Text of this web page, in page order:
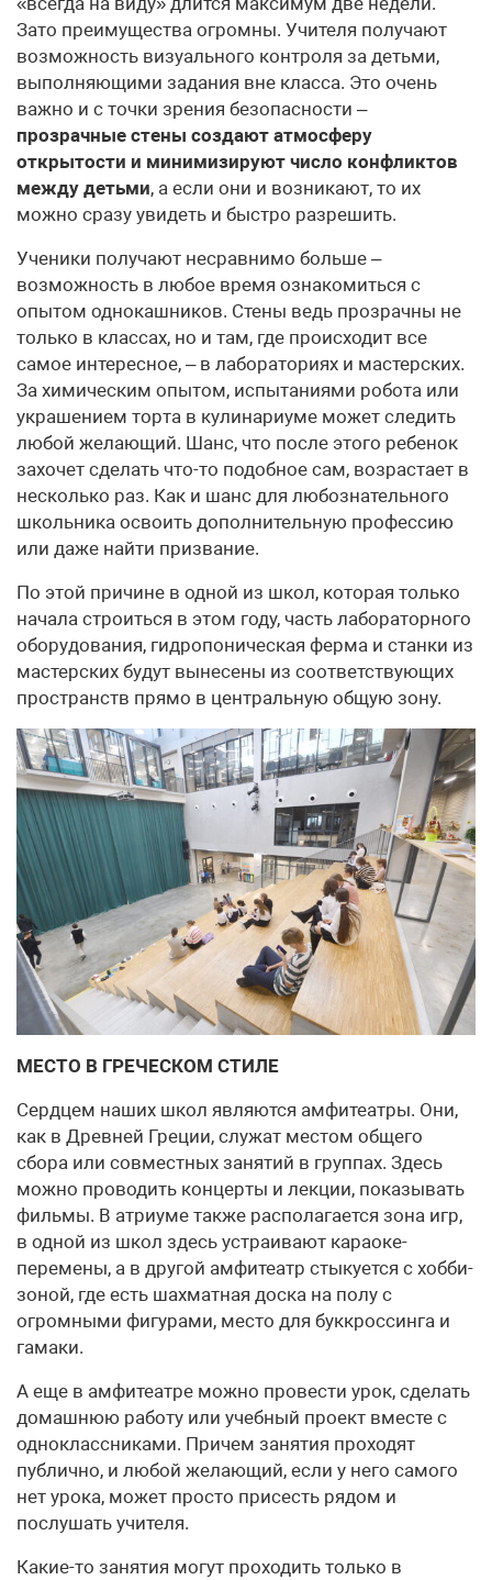
Зато преимущества огромны. Учителя получают
возможность визуального контроля за детьми,
выполняющими задания вне класса. Это очень
важно и с точки зрения безопасности –
прозрачные стены создают атмосферу
открытости и минимизируют число конфликтов
между детьми, а если они и возникают, то их
можно сразу увидеть и быстро разрешить.
Ученики получают несравнимо больше –
возможность в любое время ознакомиться с
опытом однокашников. Стены ведь прозрачны не
только в классах, но и там, где происходит все
самое интересное, – в лабораториях и мастерских.
За химическим опытом, испытаниями робота или
украшением торта в кулинариуме может следить
любой желающий. Шанс, что после этого ребенок
захочет сделать что-то подобное сам, возрастает в
несколько раз. Как и шанс для любознательного
школьника освоить дополнительную профессию
или даже найти призвание.
По этой причине в одной из школ, которая только
начала строиться в этом году, часть лабораторного
оборудования, гидропоническая ферма и станки из
мастерских будут вынесены из соответствующих
пространств прямо в центральную общую зону.
МЕСТО В ГРЕЧЕСКОМ СТИЛЕ
Сердцем наших школ являются амфитеатры. Они,
как в Древней Греции, служат местом общего
сбора или совместных занятий в группах. Здесь
можно проводить концерты и лекции, показывать
фильмы. В атриуме также располагается зона игр,
в одной из школ здесь устраивают караоке-
перемены, а в другой амфитеатр стыкуется с хобби-
зоной, где есть шахматная доска на полу с
огромными фигурами, место для буккроссинга и
гамаки.
А еще в амфитеатре можно провести урок, сделать
домашнюю работу или учебный проект вместе с
одноклассниками. Причем занятия проходят
публично, и любой желающий, если у него самого
нет урока, может просто присесть рядом и
послушать учителя.
Какие-то занятия могут проходить только в